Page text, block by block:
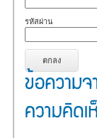
รหัสผ่าน